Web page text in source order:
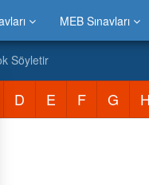
MEB Sınavları
Söyletir
D E F G H